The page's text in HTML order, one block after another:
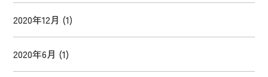
2020年12月 (1)
2020年6月 (1)